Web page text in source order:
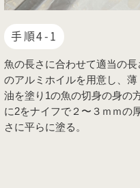
手順4-1
魚の長さに合わせて適当の長
のアルミホイルを用意し、薄
油を塗り1の魚の切身の身の
に2をナイフで２〜３ｍｍの
さに平らに塗る。